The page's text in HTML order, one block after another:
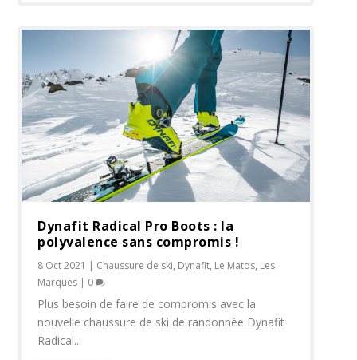
Dynafit Radical Pro Boots : la
polyvalence sans compromis !
8 Oct 2021 | Chaussure de ski, Dynafit, Le Matos, Les
Marques | 0
Plus besoin de faire de compromis avec la
nouvelle chaussure de ski de randonnée Dynafit
Radical...